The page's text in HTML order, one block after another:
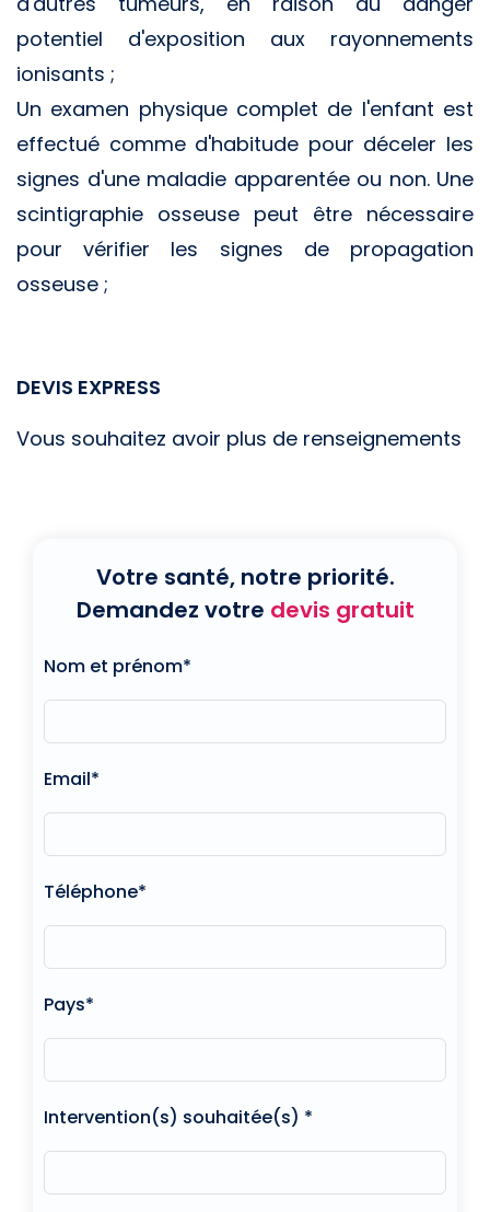
potentiel d'exposition aux rayonnements
ionisants ;
Un examen physique complet de l'enfant est
effectué comme d'habitude pour déceler les
signes d'une maladie apparentée ou non. Une
scintigraphie osseuse peut être nécessaire
pour vérifier les signes de propagation
osseuse ;
DEVIS EXPRESS
Vous souhaitez avoir plus de renseignements
Votre santé, notre priorité.
Demandez votre devis gratuit
Nom et prénom*
Email*
Téléphone*
Pays*
Intervention(s) souhaitée(s) *